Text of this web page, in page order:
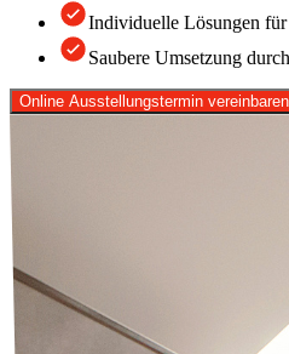
Individuelle Lösungen
Saubere Umsetzung
Online Ausstellungstermin vereinbaren